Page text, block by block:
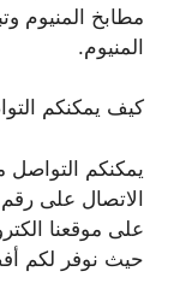
مطابخ المنيوم
المنيوم.
كيف يمكنكم
يمكنكم
الاتصال على
على موقعنا
حيث نوفر لكم